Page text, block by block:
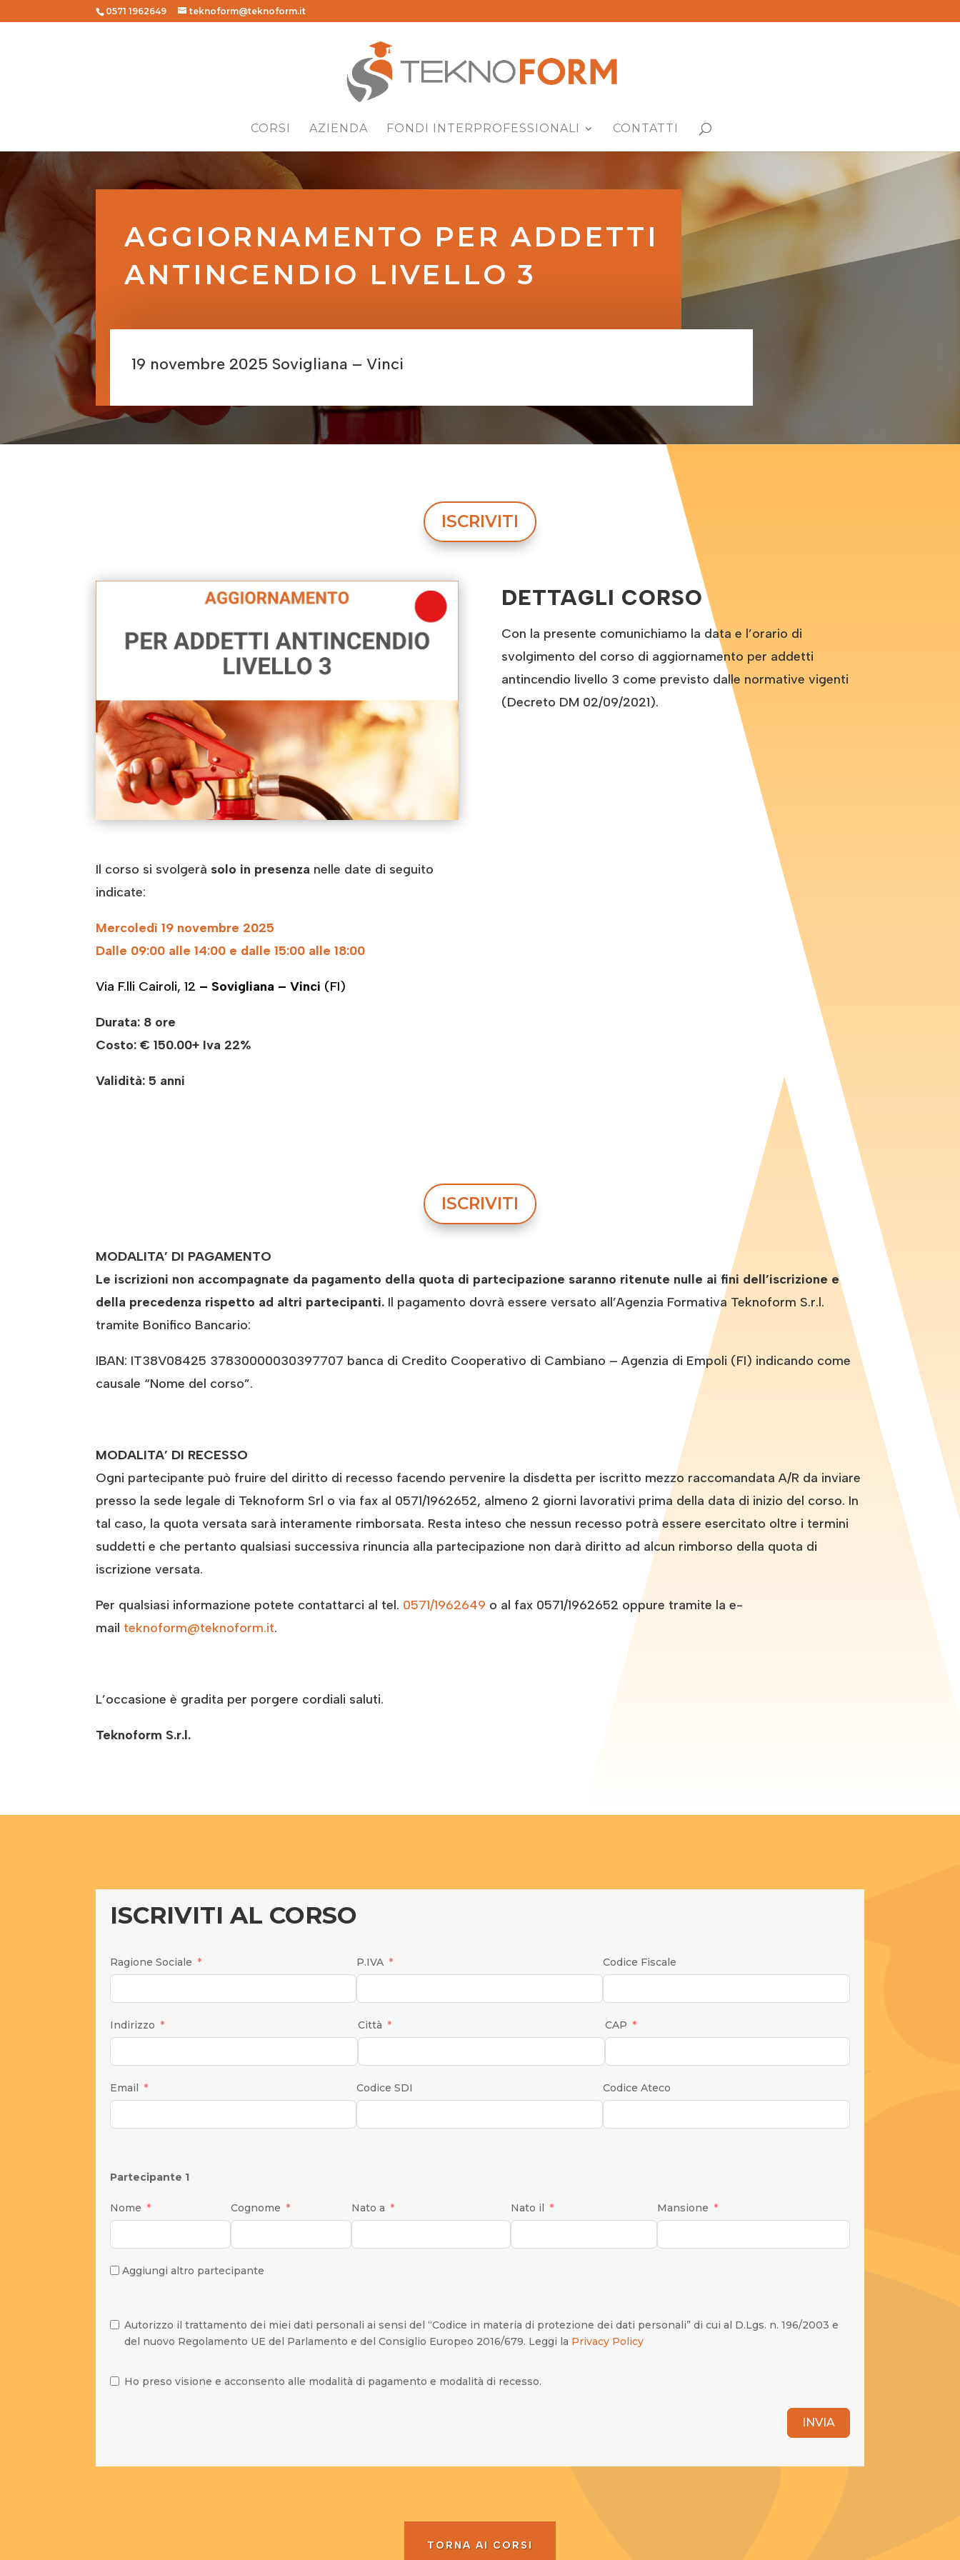
0571 1962649 teknoform@teknoform.it
CORSI AZIENDA FONDI INTERPROFESSIONALI CONTATTI
AGGIORNAMENTO PER ADDETTI
ANTINCENDIO LIVELLO 3
19 novembre 2025 Sovigliana – Vinci
ISCRIVITI
DETTAGLI CORSO
Con la presente comunichiamo la data e l’orario di
svolgimento del corso di aggiornamento per addetti
antincendio livello 3 come previsto dalle normative vigenti
(Decreto DM 02/09/2021).
Il corso si svolgerà solo in presenza nelle date di seguito
indicate:
Mercoledì 19 novembre 2025
Dalle 09:00 alle 14:00 e dalle 15:00 alle 18:00
Via F.lli Cairoli, 12 – Sovigliana – Vinci (FI)
Durata: 8 ore
Costo:€ 150.00+ Iva 22%
Validità: 5 anni
ISCRIVITI
MODALITA’ DI PAGAMENTO
Le iscrizioni non accompagnate da pagamento della quota di partecipazione saranno ritenute nulle ai fini dell’iscrizione e
della precedenza rispetto ad altri partecipanti. Il pagamento dovrà essere versato all’Agenzia Formativa Teknoform S.r.l.
tramite Bonifico Bancario:
IBAN: IT38V08425 37830000030397707 banca di Credito Cooperativo di Cambiano – Agenzia di Empoli (FI) indicando come
causale “Nome del corso”.
MODALITA’ DI RECESSO
Ogni partecipante può fruire del diritto di recesso facendo pervenire la disdetta per iscritto mezzo raccomandata A/R da inviare
presso la sede legale di Teknoform Srl o via fax al 0571/1962652, almeno 2 giorni lavorativi prima della data di inizio del corso. In
tal caso, la quota versata sarà interamente rimborsata. Resta inteso che nessun recesso potrà essere esercitato oltre i termini
suddetti e che pertanto qualsiasi successiva rinuncia alla partecipazione non darà diritto ad alcun rimborso della quota di
iscrizione versata.
Per qualsiasi informazione potete contattarci al tel. 0571/1962649 o al fax 0571/1962652 oppure tramite la e-
mail teknoform@teknoform.it.
L’occasione è gradita per porgere cordiali saluti.
Teknoform S.r.l.
ISCRIVITI AL CORSO
Ragione Sociale P.IVA Codice Fiscale
Indirizzo Città CAP
Email Codice SDI Codice Ateco
Partecipante 1
Nome Cognome
Aggiungi altro partecipante
Nato a Nato il Mansione
Autorizzo il trattamento dei miei dati personali ai sensi del “Codice in materia di protezione dei dati personali” di cui al D.Lgs. n. 196/2003 e
del nuovo Regolamento UE del Parlamento e del Consiglio Europeo 2016/679. Leggi la Privacy Policy
Ho preso visione e acconsento alle modalità di pagamento e modalità di recesso.
INVIA
TORNA AI CORSI